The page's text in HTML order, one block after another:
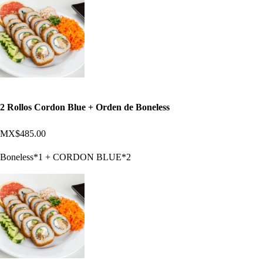
2 Rollos Cordon Blue + Orden de Boneless
MX$485.00
Boneless*1 + CORDON BLUE*2